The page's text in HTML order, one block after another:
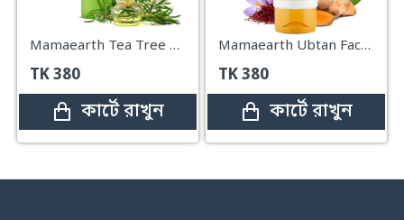
Mamaearth Tea Tree Natural Face Wash – 100ml
TK380
কার্টে রাখুন
Mamaearth Ubtan Face Wash – 100ml
TK380
কার্টে রাখুন